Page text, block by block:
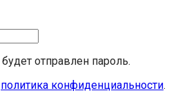
отправлен пароль.
политика конфиденциальности.